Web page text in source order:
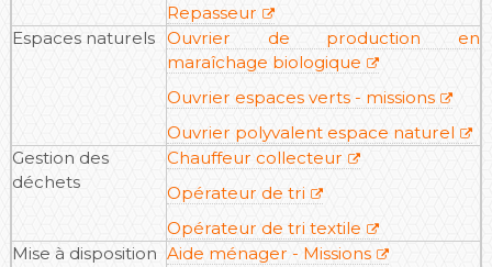
Repasseur
Espaces naturels Ouvrier de production en
maraîchage biologique
Ouvrier espaces verts - missions
Ouvrier polyvalent espace naturel
Gestion des
déchets
Chauffeur collecteur
Opérateur de tri
Opérateur de tri textile
Mise à disposition Aide ménager - Missions